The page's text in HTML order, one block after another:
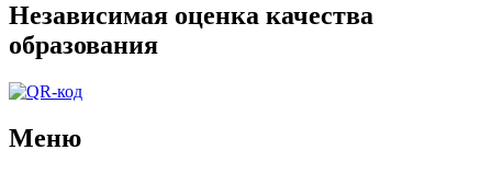
Независимая оценка качества
образования
Меню